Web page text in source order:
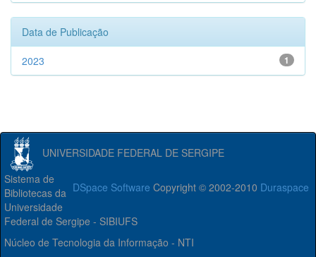
Data de Publicação
1
2023
UNIVERSIDADE FEDERAL DE SERGIPE
DSpace Software Copyright © 2002-2010 Duraspace
Sistema de
Bibliotecas da
Universidade
Federal de Sergipe - SIBIUFS
Núcleo de Tecnologia da Informação - NTI